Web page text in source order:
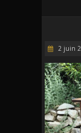
2 juin